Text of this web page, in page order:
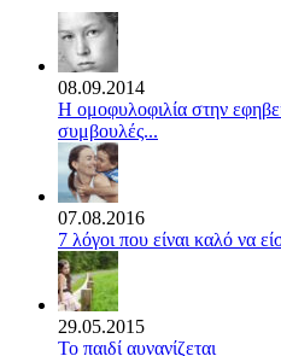
08.09.2014
Η ομοφυλοφιλία στην
συμβουλές...
07.08.2016
7 λόγοι που είναι καλό να
29.05.2015
Το παιδί αυνανίζεται